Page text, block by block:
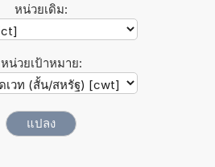
หน่วยเดิม:
หน่วยเป้าหมาย: